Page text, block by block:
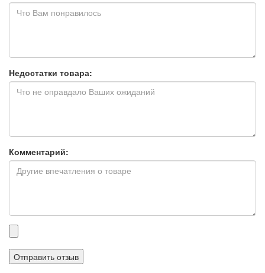
Недостатки товара:
Комментарий:
Прикрепленные
файлы